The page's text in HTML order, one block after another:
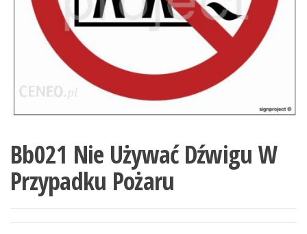
Bb021 Nie Używać Dźwigu W
Przypadku Pożaru